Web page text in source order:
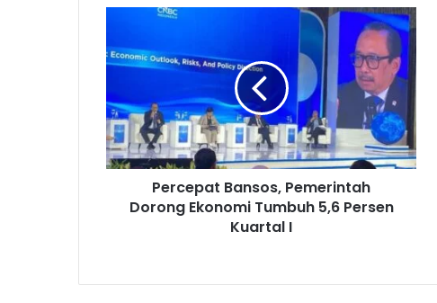
r
e
p
a
t
B
,
Percepat Bansos, Pemerintah
Dorong Ekonomi Tumbuh 5,6 Persen
Kuartal I